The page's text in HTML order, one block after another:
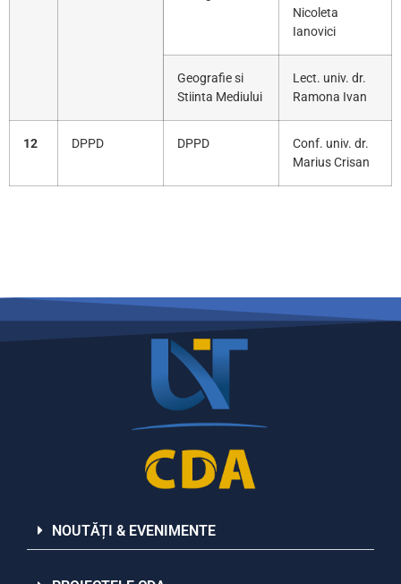
Nicoleta
Ianovici
Geografie si
Stiinta Mediului
Lect. univ. dr.
Ramona Ivan
12 DPPD DPPD
Conf. univ. dr.
Marius Crisan
NOUTĂȚI & EVENIMENTE